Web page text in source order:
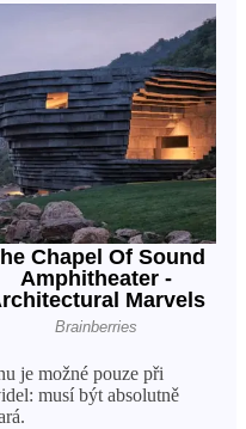
je možné pouze při
musí být absolutně